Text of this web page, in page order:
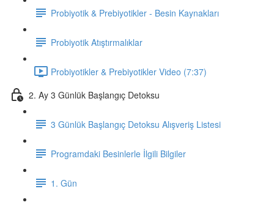
Probiyotik & Prebiyotikler - Besin Kaynakları
Probiyotik Atıştırmalıklar
Probiyotikler & Prebiyotikler Video (7:37)
2. Ay 3 Günlük Başlangıç Detoksu
3 Günlük Başlangıç Detoksu Alışveriş Listesi
Programdaki Besinlerle İlgili Bilgiler
1. Gün